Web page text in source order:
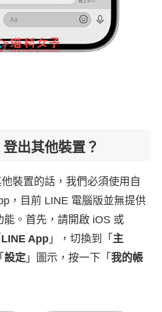
出其他裝置？
裝置的話，我們必須使用自
，目前 LINE 電腦版並無提供
能。首先，請開啟 iOS 或
LINE App 」，切換到「 主
設定 」圖示，按一下「 我的帳